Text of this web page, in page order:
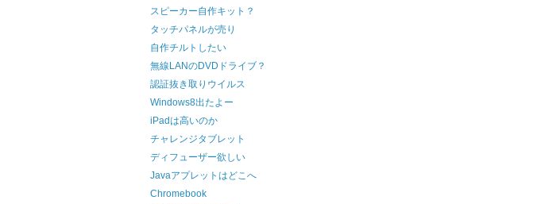
スピーカー自作キット？
タッチパネルが売り
自作チルトしたい
無線LANのDVDドライブ？
認証抜き取りウイルス
Windows8出たよー
iPadは高いのか
チャレンジタブレット
ディフューザー欲しい
Javaアプレットはどこへ
Chromebook